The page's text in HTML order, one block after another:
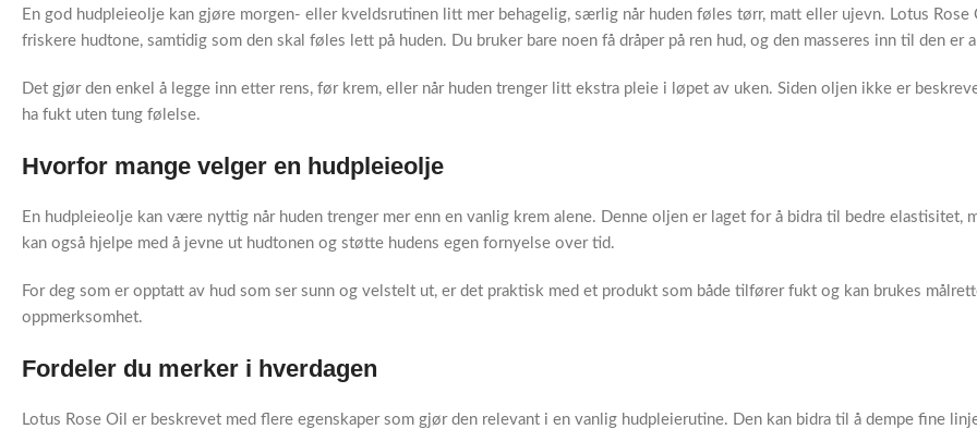
En god hudpleieolje kan gjøre morgen- eller kveldsrutinen litt mer behagelig, særlig når huden føles tørr, matt eller ujevn. Lotus
friskere hudtone, samtidig som den skal føles lett på huden. Du bruker bare noen få dråper på ren hud, og den masseres inn til den er
Det gjør den enkel å legge inn etter rens, før krem, eller når huden trenger litt ekstra pleie i løpet av uken. Siden oljen ikke er
ha fukt uten tung følelse.
Hvorfor mange velger en hudpleieolje
En hudpleieolje kan være nyttig når huden trenger mer enn en vanlig krem alene. Denne oljen er laget for å bidra til bedre elastisitet,
kan også hjelpe med å jevne ut hudtonen og støtte hudens egen fornyelse over tid.
For deg som er opptatt av hud som ser sunn og velstelt ut, er det praktisk med et produkt som både tilfører fukt og kan brukes
oppmerksomhet.
Fordeler du merker i hverdagen
Lotus Rose Oil er beskrevet med flere egenskaper som gjør den relevant i en vanlig hudpleierutine. Den kan bidra til å dempe fine